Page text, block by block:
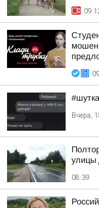
Вчера,
улицы
08:39